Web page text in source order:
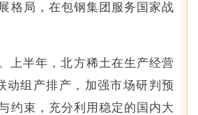
格局，在包钢集团服务国家战
上半年，北方稀土在生产经营
动组产排产，加强市场研判预
约束，充分利用稳定的国内大